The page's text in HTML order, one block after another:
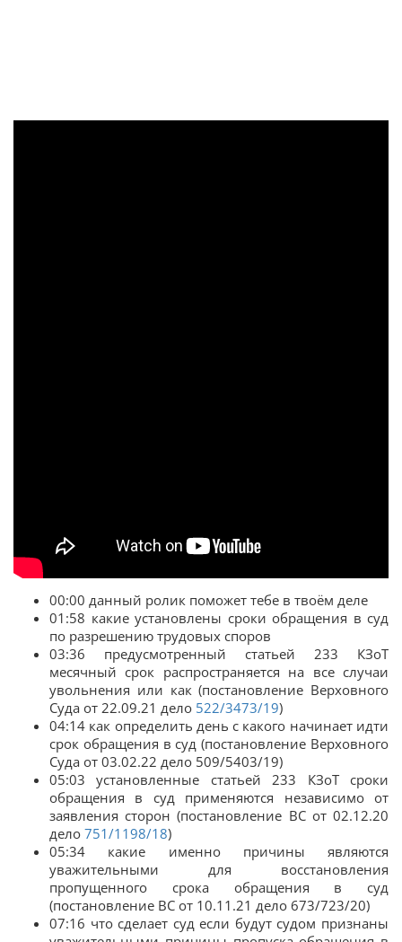
00:00 данный ролик поможет тебе в твоём деле
01:58 какие установлены сроки обращения в суд
по разрешению трудовых споров
03:36 предусмотренный статьей 233 КЗоТ
месячный срок распространяется на все случаи
увольнения или как (постановление Верховного
Суда от 22.09.21 дело 522/3473/19)
04:14 как определить день с какого начинает идти
срок обращения в суд (постановление Верховного
Суда от 03.02.22 дело 509/5403/19)
05:03 установленные статьей 233 КЗоТ сроки
обращения в суд применяются независимо от
заявления сторон (постановление ВС от 02.12.20
дело 751/1198/18)
05:34 какие именно причины являются
уважительными для восстановления
пропущенного срока обращения в суд
(постановление ВС от 10.11.21 дело 673/723/20)
07:16 что сделает суд если будут судом признаны